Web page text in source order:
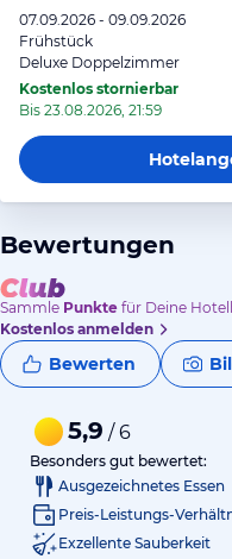
07.09.2026 - 09.09.2026
Frühstück
Deluxe Doppelzimmer
Kostenlos stornierbar
Bis 23.08.2026, 21:59
Bewertungen
Sammle Punkte für Deine
Kostenlos anmelden
Bewerten
5,9 / 6
Besonders gut bewertet:
Ausgezeichnetes Essen
Preis-Leistungs-
Exzellente Sauberkeit